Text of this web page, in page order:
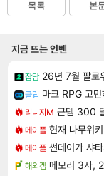
목록 본
지금 뜨는 인벤
잡담 26년 7월 팔로
클립 마크 RPG 고
리니지M 근뎀 300
메이플 현재 나무위
메이플 썬데이가 샤
해외겜 메모리 3사,